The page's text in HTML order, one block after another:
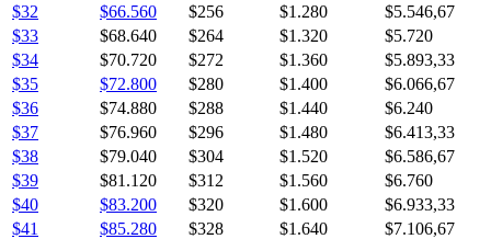
$32
$66.560 $256 $1.280
$5.546,67
$33
$68.640 $264 $1.320
$5.720
$34
$70.720 $272 $1.360
$5.893,33
$35
$72.800 $280 $1.400
$6.066,67
$36
$74.880 $288 $1.440
$6.240
$37
$76.960 $296 $1.480
$6.413,33
$38
$79.040 $304 $1.520
$6.586,67
$39
$81.120 $312 $1.560
$6.760
$40
$83.200 $320 $1.600
$6.933,33
$41
$85.280 $328 $1.640
$7.106,67